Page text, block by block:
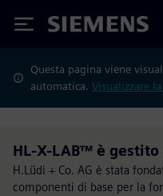
Siemens
Questa pagina viene
automatica.Visualizzare
HL-X-LAB™ è gestito
H.Lüdi + Co. AG è stata
componenti di base per la